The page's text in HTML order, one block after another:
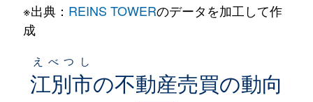
※出典： REINS TOWERのデータを加工して作
成
江別市
えべつし
の不動産売買の動向